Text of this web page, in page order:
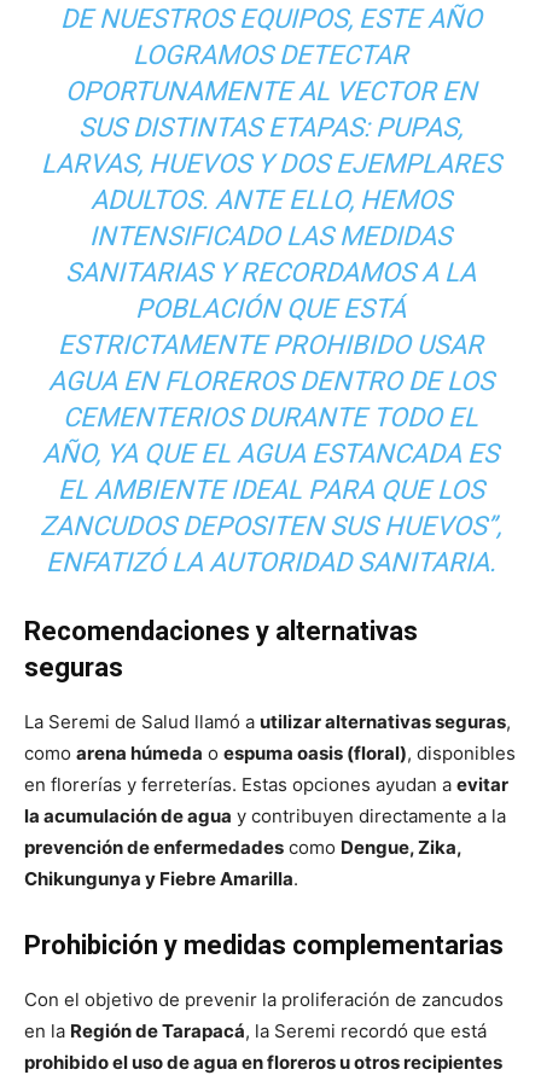
DE NUESTROS EQUIPOS, ESTE AÑO
LOGRAMOS DETECTAR
OPORTUNAMENTE AL VECTOR EN
SUS DISTINTAS ETAPAS: PUPAS,
LARVAS, HUEVOS Y DOS EJEMPLARES
ADULTOS. ANTE ELLO, HEMOS
INTENSIFICADO LAS MEDIDAS
SANITARIAS Y RECORDAMOS A LA
POBLACIÓN QUE ESTÁ
ESTRICTAMENTE PROHIBIDO USAR
AGUA EN FLOREROS DENTRO DE LOS
CEMENTERIOS DURANTE TODO EL
AÑO, YA QUE EL AGUA ESTANCADA ES
EL AMBIENTE IDEAL PARA QUE LOS
ZANCUDOS DEPOSITEN SUS HUEVOS”,
ENFATIZÓ LA AUTORIDAD SANITARIA.
Recomendaciones y alternativas
seguras
La Seremi de Salud llamó a utilizar alternativas seguras,
como arena húmeda o espuma oasis (floral), disponibles
en florerías y ferreterías. Estas opciones ayudan a evitar
la acumulación de agua y contribuyen directamente a la
prevención de enfermedades como Dengue, Zika,
Chikungunya y Fiebre Amarilla.
Prohibición y medidas complementarias
Con el objetivo de prevenir la proliferación de zancudos
en la Región de Tarapacá, la Seremi recordó que está
prohibido el uso de agua en floreros u otros recipientes